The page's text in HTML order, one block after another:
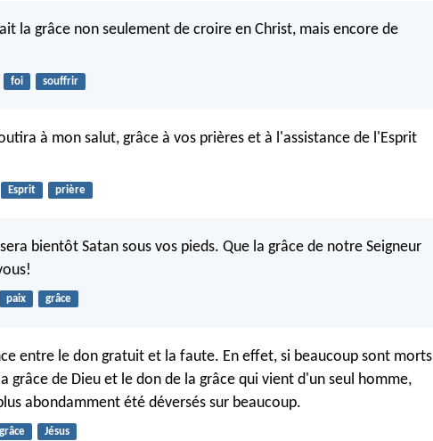
la grâce non seulement de croire en Christ, mais encore de
foi souffrir
à mon salut, grâce à vos prières et à l'assistance de l'Esprit
Esprit prière
bientôt Satan sous vos pieds. Que la grâce de notre Seigneur
paix grâce
entre le don gratuit et la faute. En effet, si beaucoup sont morts
grâce de Dieu et le don de la grâce qui vient d'un seul homme,
abondamment été déversés sur beaucoup.
grâce Jésus